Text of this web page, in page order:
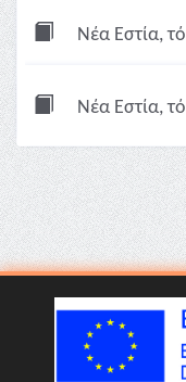
Νέα Εστία,
Νέα Εστία,